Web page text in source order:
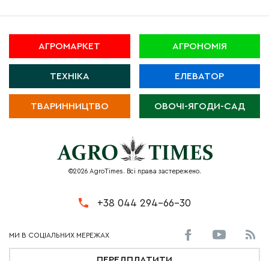
АГРОМАРКЕТ АГРОНОМІЯ
ТЕХНІКА ЕЛЕВАТОР
ТВАРИННИЦТВО ОВОЧІ-ЯГОДИ-САД
©2026 AgroTimes. Всі права застережено.
+38 044 294-66-30